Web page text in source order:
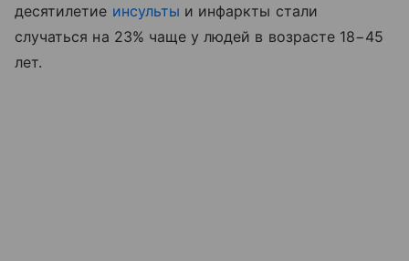
десятилетие инсульты и инфаркты стали
случаться на 23% чаще у людей в возрасте 18−45
лет.